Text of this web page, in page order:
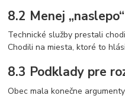
8.2 Menej
Technické služby prestali
Chodili na miesta, ktoré to
8.3 Podklady pre
Obec mala konečne